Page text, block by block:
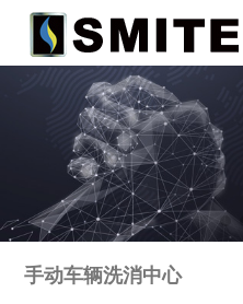
手动车辆洗消中心